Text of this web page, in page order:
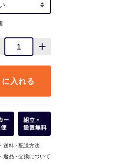
送料・配送方法
返品・交換について